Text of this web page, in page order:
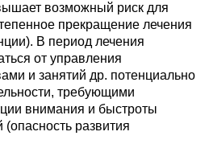
возможный риск для
прекращение лечения
В период лечения
от управления
и занятий др. потенциально
требующими
внимания и быстроты
развития